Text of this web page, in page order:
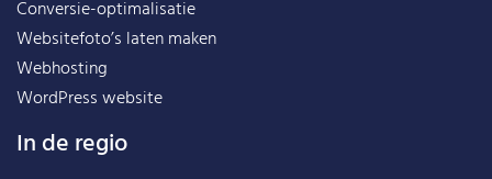
Conversie-optimalisatie
Websitefoto’s laten maken
Webhosting
WordPress website
In de regio